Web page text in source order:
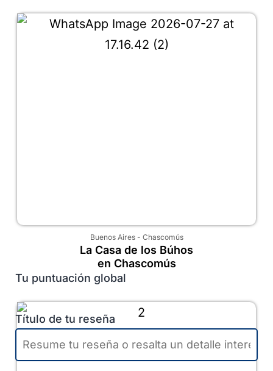
Buenos Aires- Chascomús
La Casa de los Búhos
en Chascomús
Tu puntuación global
Título de tu reseña